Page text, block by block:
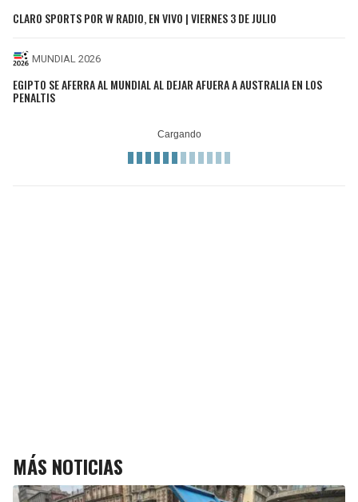
CLARO SPORTS POR W RADIO, EN VIVO | VIERNES 3 DE JULIO
MUNDIAL 2026
EGIPTO SE AFERRA AL MUNDIAL AL DEJAR AFUERA A AUSTRALIA EN LOS
PENALTIS
MÁS NOTICIAS